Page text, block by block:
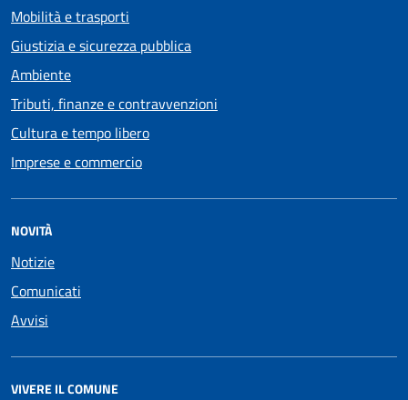
Mobilità e trasporti
Giustizia e sicurezza pubblica
Ambiente
Tributi, finanze e contravvenzioni
Cultura e tempo libero
Imprese e commercio
NOVITÀ
Notizie
Comunicati
Avvisi
VIVERE IL COMUNE